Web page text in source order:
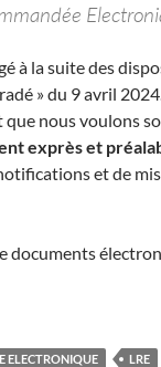
à la suite des
» du 9 avril
nous voulons
exprès et
et de
documents
?
ELECTRONIQUE LRE